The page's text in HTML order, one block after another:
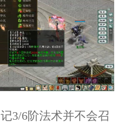
6阶法术并不会召